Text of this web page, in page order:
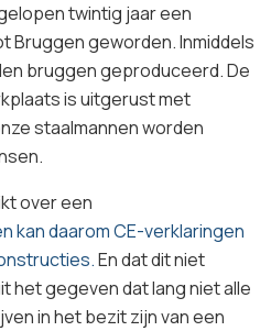
twintig jaar een
Bruggen geworden. Inmiddels
bruggen geproduceerd. De
is uitgerust met
staalmannen worden
over een
daarom CE-verklaringen
En dat dit niet
het gegeven dat lang niet alle
in het bezit zijn van een